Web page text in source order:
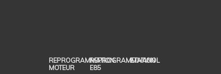
REPROGRAMMATION
MOTEUR
REPROGRAMMATION
E85
ETHANOL